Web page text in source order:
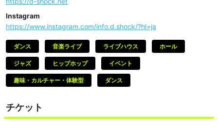
Instagram
https://www.instagram.com/info.d.shock/?hl=ja
ダンス 音楽ライブ ライブハウス ホール
ジャズ ヒップホップ イベント
趣味・カルチャー・体験型 ダンス
チケット